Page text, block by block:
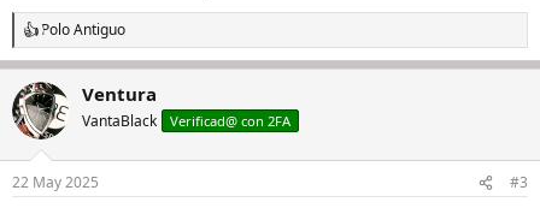
R
e
a
c
c
i
e
Polo Antiguo
Ventura
VantaBlack Verificad@ con 2FA
22 May 2025 #3